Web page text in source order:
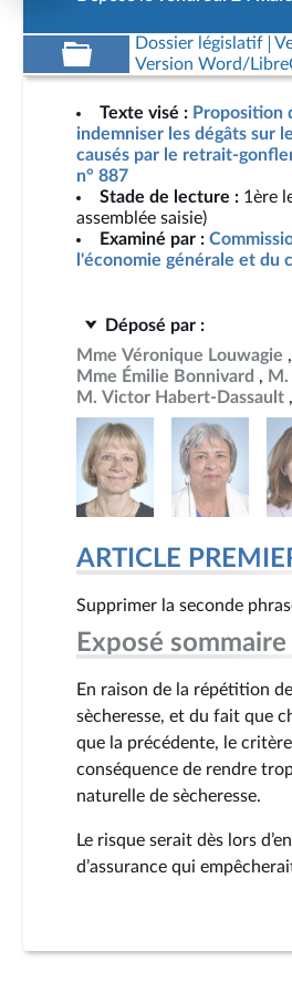
Date de dépôt
25 mars 2023
24 mars 2023
23 mars 2023
28 mars 2023
23 mars 2023
28 mars 2023
28 mars 2023
Dossier législatif
Version Word/
Texte visé : Proposition
indemniser les dégâts sur
causés par le retrait-
n° 887
Stade de lecture : 1ère
assemblée saisie)
Examiné par :
l'économie générale et du
Déposé par :
Mme Véronique Louwagie
Mme Émilie Bonnivard
M. Victor Habert-Dassault
ARTICLE
Supprimer la seconde
Exposé sommaire
En raison de la répétition
sècheresse, et du fait que
que la précédente, le
conséquence de rendre
naturelle de sècheresse.
Le risque serait dès lors
d’assurance qui